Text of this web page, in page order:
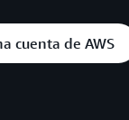
cuenta de AWS